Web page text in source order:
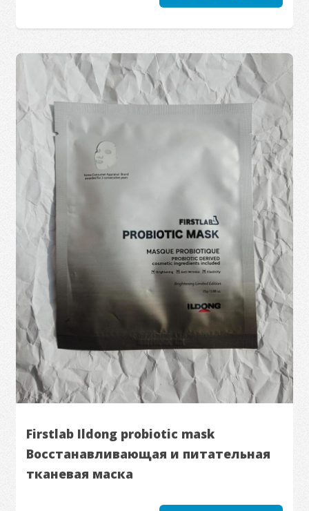
Firstlab Ildong probiotic mask
Восстанавливающая и питательная
тканевая маска